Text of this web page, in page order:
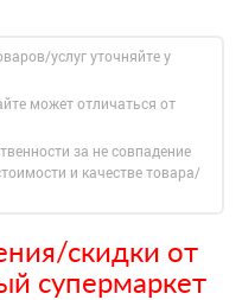
услуг уточняйте у
может отличаться от
за не совпадение
и качестве товара/
скидки от
супермаркет